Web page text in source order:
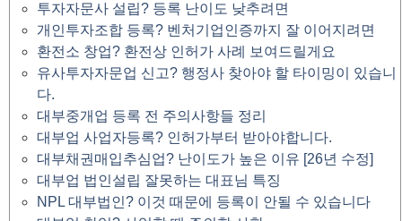
투자자문사 설립? 등록 난이도 낮추려면
개인투자조합 등록? 벤처기업인증까지 잘 이어지려면
환전소 창업? 환전상 인허가 사례 보여드릴게요
유사투자자문업 신고? 행정사 찾아야 할 타이밍이 있습니
다.
대부중개업 등록 전 주의사항들 정리
대부업 사업자등록? 인허가부터 받아야합니다.
대부채권매입추심업? 난이도가 높은 이유 [26년 수정]
대부업 법인설립 잘못하는 대표님 특징
NPL 대부법인? 이것 때문에 등록이 안될 수 있습니다